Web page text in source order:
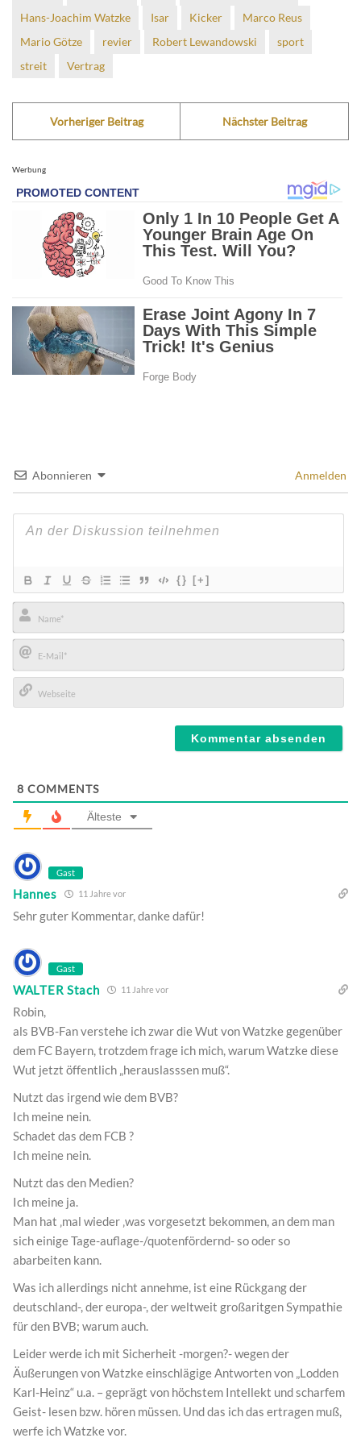
Hans-Joachim Watzke
Isar Kicker
Marco Reus
Mario Götze
revier Robert Lewandowski
sport
streit
Vertrag
Vorheriger Beitrag Nächster Beitrag
Werbung
Abonnieren Anmelden
{} [+]
Name*
E-
Mail*
8 COMMENTS
Älteste
Gast
Hannes 11 Jahre vor
Sehr guter Kommentar, danke dafür!
Gast
WALTER Stach 11 Jahre vor
Robin,
als BVB-Fan verstehe ich zwar die Wut von Watzke gegenüber
dem FC Bayern, trotzdem frage ich mich, warum Watzke diese
Wut jetzt öffentlich „herauslasssen muß“.
Nutzt das irgend wie dem BVB?
Ich meine nein.
Schadet das dem FCB ?
Ich meine nein.
Nutzt das den Medien?
Ich meine ja.
Man hat ‚mal wieder ‚was vorgesetzt bekommen, an dem man
sich einige Tage-auflage-/quotenfördernd- so oder so
abarbeiten kann.
Was ich allerdings nicht annehme, ist eine Rückgang der
deutschland-, der europa-, der weltweit großaritgen Sympathie
für den BVB; warum auch.
Leider werde ich mit Sicherheit -morgen?- wegen der
Äußerungen von Watzke einschlägige Antworten von „Lodden
Karl-Heinz“ u.a. – geprägt von höchstem Intellekt und scharfem
Geist- lesen bzw. hören müssen. Und das ich das ertragen muß,
werfe ich Watzke vor.